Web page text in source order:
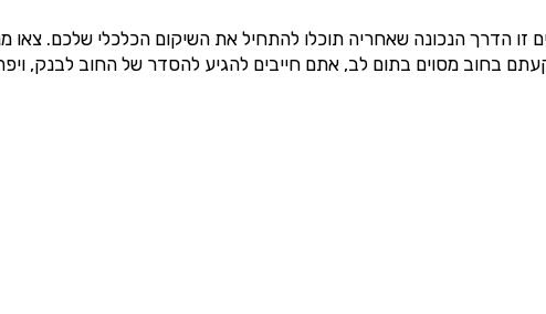
זו הדרך הנכונה שאחריה תוכלו להתחיל את השיקום הכלכלי שלכם.
בחוב מסוים בתום לב, אתם חייבים להגיע להסדר של החוב לבנק,